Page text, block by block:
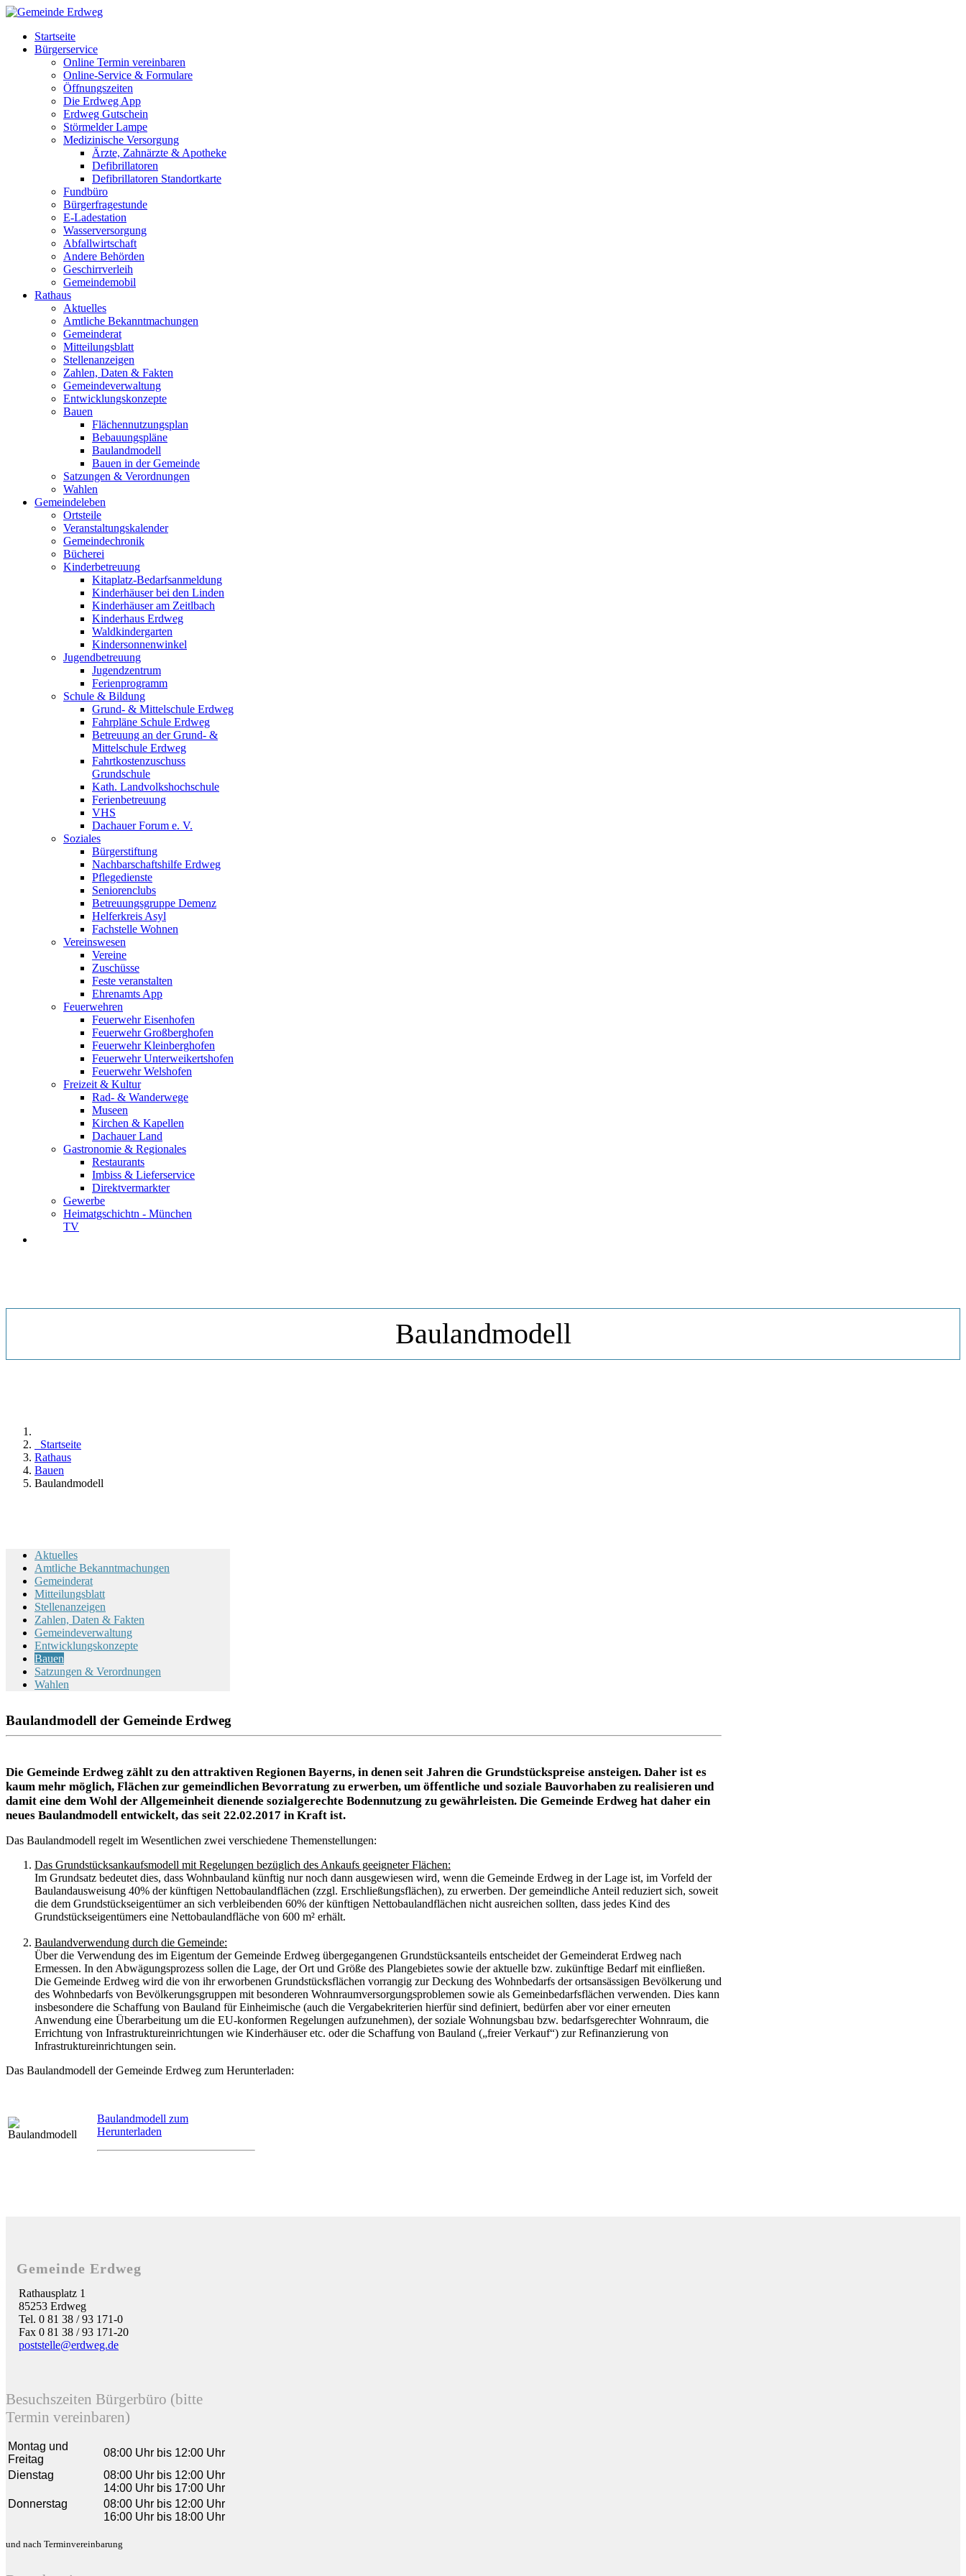
Startseite
Bürgerservice
Online Termin vereinbaren
Online-Service & Formulare
Öffnungszeiten
Die Erdweg App
Erdweg Gutschein
Störmelder Lampe
Medizinische Versorgung
Ärzte, Zahnärzte & Apotheke
Defibrillatoren
Defibrillatoren Standortkarte
Fundbüro
Bürgerfragestunde
E-Ladestation
Wasserversorgung
Abfallwirtschaft
Andere Behörden
Geschirrverleih
Gemeindemobil
Rathaus
Aktuelles
Amtliche Bekanntmachungen
Gemeinderat
Mitteilungsblatt
Stellenanzeigen
Zahlen, Daten & Fakten
Gemeindeverwaltung
Entwicklungskonzepte
Bauen
Flächennutzungsplan
Bebauungspläne
Baulandmodell
Bauen in der Gemeinde
Satzungen & Verordnungen
Wahlen
Gemeindeleben
Ortsteile
Veranstaltungskalender
Gemeindechronik
Bücherei
Kinderbetreuung
Kitaplatz-Bedarfsanmeldung
Kinderhäuser bei den Linden
Kinderhäuser am Zeitlbach
Kinderhaus Erdweg
Waldkindergarten
Kindersonnenwinkel
Jugendbetreuung
Jugendzentrum
Ferienprogramm
Schule & Bildung
Grund- & Mittelschule Erdweg
Fahrpläne Schule Erdweg
Betreuung an der Grund- &
Mittelschule Erdweg
Fahrtkostenzuschuss
Grundschule
Kath. Landvolkshochschule
Ferienbetreuung
VHS
Dachauer Forum e. V.
Soziales
Bürgerstiftung
Nachbarschaftshilfe Erdweg
Pflegedienste
Seniorenclubs
Betreuungsgruppe Demenz
Helferkreis Asyl
Fachstelle Wohnen
Vereinswesen
Vereine
Zuschüsse
Feste veranstalten
Ehrenamts App
Feuerwehren
Feuerwehr Eisenhofen
Feuerwehr Großberghofen
Feuerwehr Kleinberghofen
Feuerwehr Unterweikertshofen
Feuerwehr Welshofen
Freizeit & Kultur
Rad- & Wanderwege
Museen
Kirchen & Kapellen
Dachauer Land
Gastronomie & Regionales
Restaurants
Imbiss & Lieferservice
Direktvermarkter
Gewerbe
Heimatgschichtn - München
TV
Baulandmodell
Startseite
Rathaus
Bauen
Baulandmodell
Aktuelles
Amtliche Bekanntmachungen
Gemeinderat
Mitteilungsblatt
Stellenanzeigen
Zahlen, Daten & Fakten
Gemeindeverwaltung
Entwicklungskonzepte
Bauen
Satzungen & Verordnungen
Wahlen
Baulandmodell der Gemeinde Erdweg
Die Gemeinde Erdweg zählt zu den attraktiven Regionen Bayerns, in denen seit Jahren die Grundstückspreise ansteigen. Daher ist es
kaum mehr möglich, Flächen zur gemeindlichen Bevorratung zu erwerben, um öffentliche und soziale Bauvorhaben zu realisieren und
damit eine dem Wohl der Allgemeinheit dienende sozialgerechte Bodennutzung zu gewährleisten. Die Gemeinde Erdweg hat daher ein
neues Baulandmodell entwickelt, das seit 22.02.2017 in Kraft ist.
Das Baulandmodell regelt im Wesentlichen zwei verschiedene Themenstellungen:
Das Grundstücksankaufsmodell mit Regelungen bezüglich des Ankaufs geeigneter Flächen:
Im Grundsatz bedeutet dies, dass Wohnbauland künftig nur noch dann ausgewiesen wird, wenn die Gemeinde Erdweg in der Lage ist, im Vorfeld der
Baulandausweisung 40% der künftigen Nettobaulandflächen (zzgl. Erschließungsflächen), zu erwerben. Der gemeindliche Anteil reduziert sich, soweit
die dem Grundstückseigentümer an sich verbleibenden 60% der künftigen Nettobaulandflächen nicht ausreichen sollten, dass jedes Kind des
Grundstückseigentümers eine Nettobaulandfläche von 600 m² erhält.
Baulandverwendung durch die Gemeinde:
Über die Verwendung des im Eigentum der Gemeinde Erdweg übergegangenen Grundstücksanteils entscheidet der Gemeinderat Erdweg nach
Ermessen. In den Abwägungsprozess sollen die Lage, der Ort und Größe des Plangebietes sowie der aktuelle bzw. zukünftige Bedarf mit einfließen.
Die Gemeinde Erdweg wird die von ihr erworbenen Grundstücksflächen vorrangig zur Deckung des Wohnbedarfs der ortsansässigen Bevölkerung und
des Wohnbedarfs von Bevölkerungsgruppen mit besonderen Wohnraumversorgungsproblemen sowie als Gemeinbedarfsflächen verwenden. Dies kann
insbesondere die Schaffung von Bauland für Einheimische (auch die Vergabekriterien hierfür sind definiert, bedürfen aber vor einer erneuten
Anwendung eine Überarbeitung um die EU-konformen Regelungen aufzunehmen), der soziale Wohnungsbau bzw. bedarfsgerechter Wohnraum, die
Errichtung von Infrastruktureinrichtungen wie Kinderhäuser etc. oder die Schaffung von Bauland („freier Verkauf“) zur Refinanzierung von
Infrastruktureinrichtungen sein.
Das Baulandmodell der Gemeinde Erdweg zum Herunterladen:
Baulandmodell zum
Herunterladen
Gemeinde Erdweg
Rathausplatz 1
85253 Erdweg
Tel. 0 81 38 / 93 171-0
Fax 0 81 38 / 93 171-20
poststelle@erdweg.de
Besuchszeiten Bürgerbüro (bitte
Termin vereinbaren)
Montag und
Freitag
08:00 Uhr bis 12:00 Uhr
Dienstag
08:00 Uhr bis 12:00 Uhr
14:00 Uhr bis 17:00 Uhr
Donnerstag
08:00 Uhr bis 12:00 Uhr
16:00 Uhr bis 18:00 Uhr
und nach Terminvereinbarung